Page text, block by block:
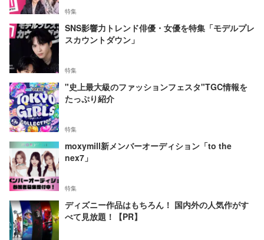
特集
SNS影響力トレンド俳優・女優を特集「モデルプレ
スカウントダウン」
特集
"史上最大級のファッションフェスタ"TGC情報を
たっぷり紹介
特集
moxymill新メンバーオーディション「to the
nex7」
特集
ディズニー作品はもちろん！ 国内外の人気作がす
べて見放題！【PR】